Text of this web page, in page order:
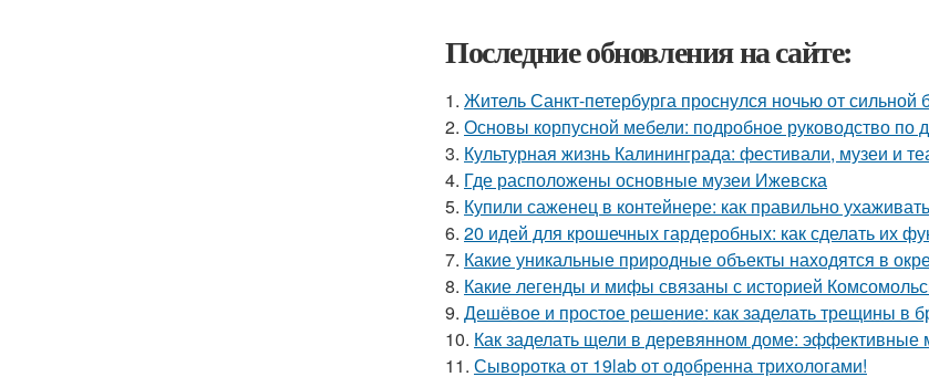
Последние обновления на сайте:
1. Житель Санкт-петербурга проснулся ночью от сильной
2. Основы корпусной мебели: подробное руководство по
3. Культурная жизнь Калининграда: фестивали, музеи и
4. Где расположены основные музеи Ижевска
5. Купили саженец в контейнере: как правильно
6. 20 идей для крошечных гардеробных: как сделать их
7. Какие уникальные природные объекты находятся в
8. Какие легенды и мифы связаны с историей
9. Дешёвое и простое решение: как заделать трещины в
10. Как заделать щели в деревянном доме:
11. Сыворотка от 19lab от одобренна трихологами!